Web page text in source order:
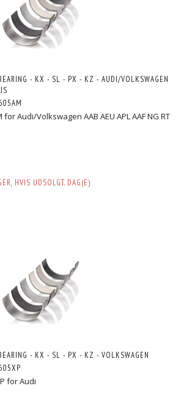
- KX - SL - PX - KZ - AUDI/VOLKSWAGEN
Audi/Volkswagen AAB AEU APL AAF NG RT
HVIS UDSOLGT. DAG(E)
- KX - SL - PX - KZ - VOLKSWAGEN
for Audi